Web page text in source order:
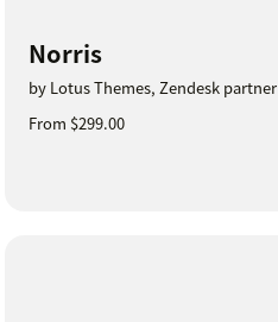
Norris
by Lotus Themes, Zendesk partner
From $299.00